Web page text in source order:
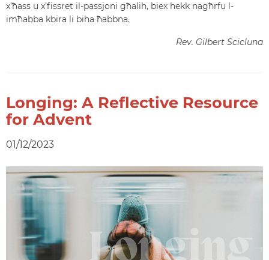
x’ħass u x’fissret il-passjoni għalih, biex hekk nagħrfu l-
imħabba kbira li biha ħabbna.
Rev. Gilbert Scicluna
Longing: A Reflective Resource
for Advent
01/12/2023